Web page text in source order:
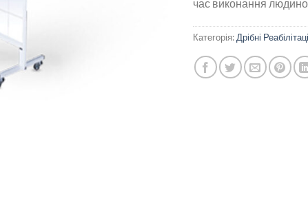
час виконання
Категорія: Дрібні